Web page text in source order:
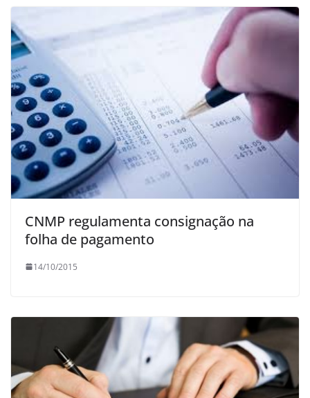
CNMP regulamenta consignação na
folha de pagamento
14/10/2015